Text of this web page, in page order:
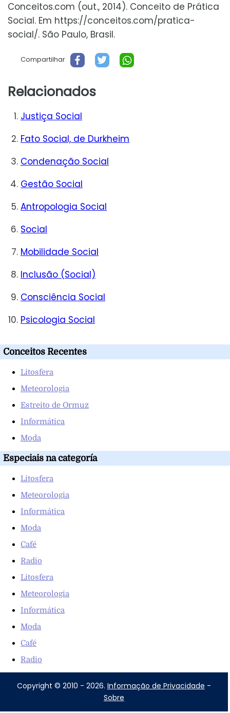
Conceitos.com (out., 2014). Conceito de Prática
Social. Em https://conceitos.com/pratica-
social/. São Paulo, Brasil.
Compartilhar
Relacionados
Justiça Social
Fato Social, de Durkheim
Condenação Social
Gestão Social
Antropologia Social
Social
Mobilidade Social
Inclusão (Social)
Consciência Social
Psicologia Social
Conceitos Recentes
Litosfera
Meteorologia
Estreito de Ormuz
Informática
Moda
Especiais na categoría
Litosfera
Meteorologia
Informática
Moda
Café
Radio
Litosfera
Meteorologia
Informática
Moda
Café
Radio
Copyright © 2010 - 2026. Informação de Privacidade -
Sobre